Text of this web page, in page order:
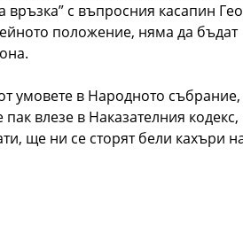
с въпросния касапин
положение, няма да бъдат
умовете в Народното събрание,
влезе в Наказателния кодекс,
ще ни се сторят бели кахъри